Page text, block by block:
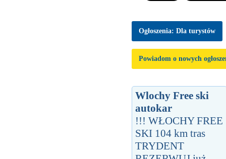
Ogłoszenia: Dla turystów
Powiadom o nowych
Wlochy Free ski
autokar
!!! WŁOCHY FREE
SKI 104 km tras
TRYDENT